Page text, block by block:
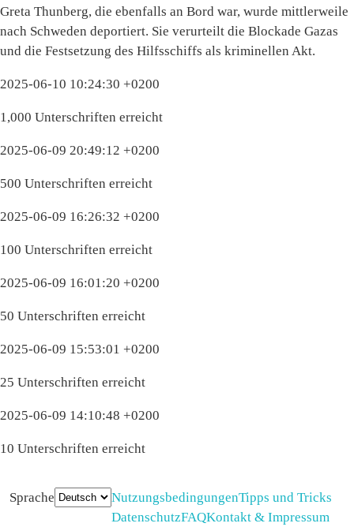
Greta Thunberg, die ebenfalls an Bord war, wurde mittlerweile
nach Schweden deportiert. Sie verurteilt die Blockade Gazas
und die Festsetzung des Hilfsschiffs als kriminellen Akt.
2025-06-10 10:24:30 +0200
1,000 Unterschriften erreicht
2025-06-09 20:49:12 +0200
500 Unterschriften erreicht
2025-06-09 16:26:32 +0200
100 Unterschriften erreicht
2025-06-09 16:01:20 +0200
50 Unterschriften erreicht
2025-06-09 15:53:01 +0200
25 Unterschriften erreicht
2025-06-09 14:10:48 +0200
10 Unterschriften erreicht
Sprache NutzungsbedingungenTipps und Tricks
DatenschutzFAQKontakt & Impressum